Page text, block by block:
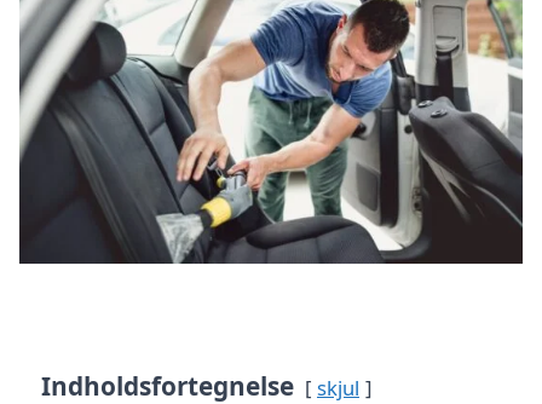
Indholdsfortegnelse skjul